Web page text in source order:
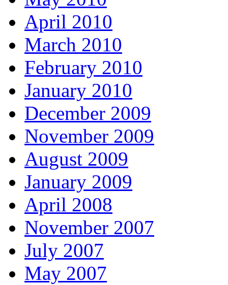
April 2010
March 2010
February 2010
January 2010
December 2009
November 2009
August 2009
January 2009
April 2008
November 2007
July 2007
May 2007